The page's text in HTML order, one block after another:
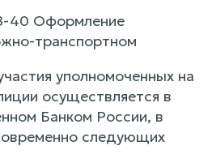
40 Оформление
транспортном
уполномоченных на
осуществляется в
Банком России, в
следующих